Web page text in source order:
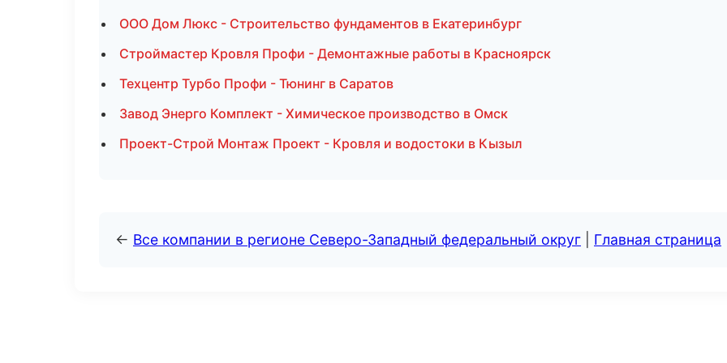
ООО Дом Люкс - Строительство фундаментов в Екатеринбург
Строймастер Кровля Профи - Демонтажные работы в Красноярск
Техцентр Турбо Профи - Тюнинг в Саратов
Завод Энерго Комплект - Химическое производство в Омск
Проект-Строй Монтаж Проект - Кровля и водостоки в Кызыл
← Все компании в регионе Северо-Западный федеральный округ Главная страница